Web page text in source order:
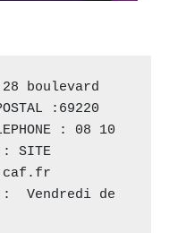
: 28 boulevard
:69220
: 08 10
: SITE
:  Vendredi de